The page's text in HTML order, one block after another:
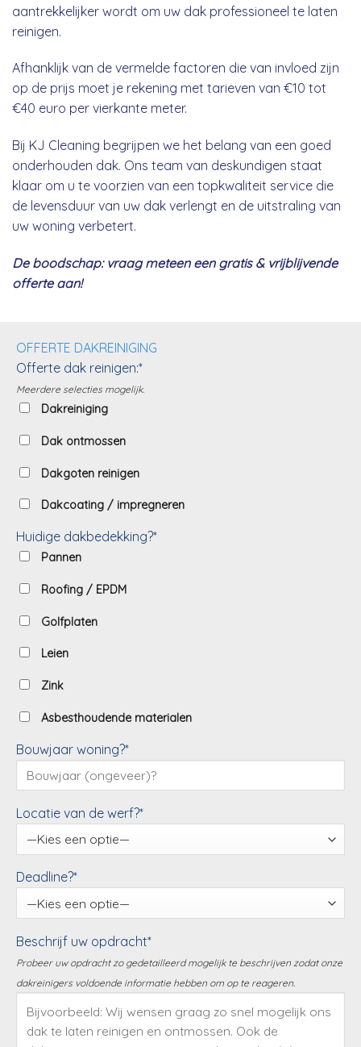
aantrekkelijker wordt om uw dak professioneel te laten
reinigen.
Afhanklijk van de vermelde factoren die van invloed zijn
op de prijs moet je rekening met tarieven van €10 tot
€40 euro per vierkante meter.
Bij KJ Cleaning begrijpen we het belang van een goed
onderhouden dak. Ons team van deskundigen staat
klaar om u te voorzien van een topkwaliteit service die
de levensduur van uw dak verlengt en de uitstraling van
uw woning verbetert.
De boodschap: vraag meteen een gratis & vrijblijvende
offerte aan!
OFFERTE DAKREINIGING
Offerte dak reinigen:*
Meerdere selecties mogelijk.
Dakreiniging
Dak ontmossen
Dakgoten reinigen
Dakcoating / impregneren
Huidige dakbedekking?*
Pannen
Roofing / EPDM
Golfplaten
Leien
Zink
Asbesthoudende materialen
Bouwjaar woning?*
Locatie van de werf?*
Deadline?*
Beschrijf uw opdracht*
Probeer uw opdracht zo gedetailleerd mogelijk te beschrijven zodat onze
dakreinigers voldoende informatie hebben om op te reageren.